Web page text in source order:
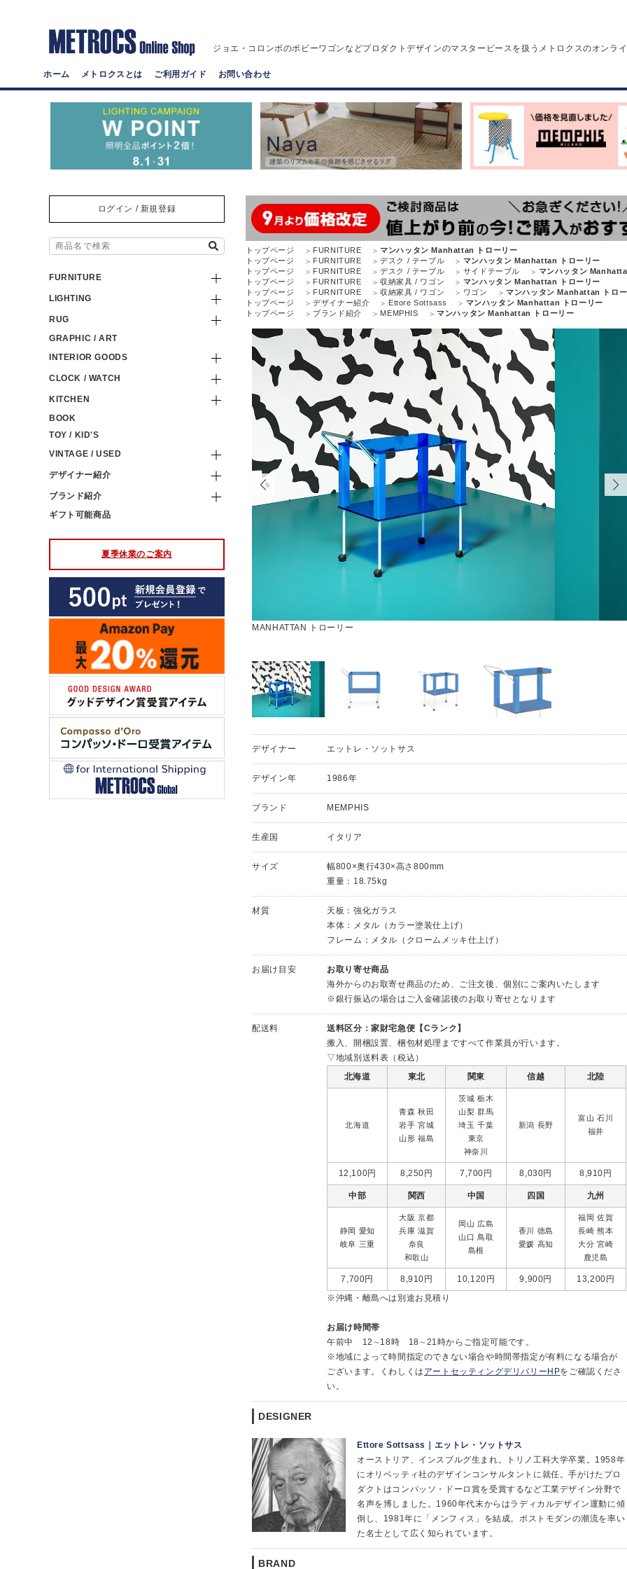
ジョエ・コロンボのボビーワゴンなどプロダクトデザインのマスターピースを扱うメトロクスのオンラ
ホーム メトロクスとは ご利用ガイド お問い合わせ
ログイン / 新規登録
FURNITURE
LIGHTING
RUG
GRAPHIC / ART
INTERIOR GOODS
CLOCK / WATCH
KITCHEN
BOOK
TOY / KID'S
VINTAGE / USED
デザイナー紹介
ブランド紹介
ギフト可能商品
夏季休業のご案内
トップページ FURNITURE
マンハッタン Manhattan トローリー
トップページ
FURNITURE デスク / テーブル
マンハッタン Manhattan トローリー
トップページ
FURNITURE デスク / テーブル サイドテーブル
マンハッタン
トップページ
FURNITURE 収納家具 / ワゴン
マンハッタン Manhattan トローリー
トップページ
FURNITURE 収納家具 / ワゴン ワゴン
マンハッタン Manhattan トロ
トップページ
デザイナー紹介 Ettore Sottsass
マンハッタン Manhattan トローリー
トップページ
ブランド紹介 MEMPHIS マンハッタン Manhattan トローリー
MANHATTAN トローリー
デザイナー エットレ・ソットサス
デザイン年 1986年
ブランド MEMPHIS
生産国 イタリア
サイズ
幅800×奥行430×高さ800mm
重量：18.75kg
材質
天板：強化ガラス
本体：メタル（カラー塗装仕上げ）
フレーム：メタル（クロームメッキ仕上げ）
お届け目安
お取り寄せ商品
海外からのお取寄せ商品のため、ご注文後、個別にご案内いたします
※銀行振込の場合はご入金確認後のお取り寄せとなります
配送料
送料区分：家財宅急便【Cランク】
搬入、開梱設置、梱包材処理まですべて作業員が行います。
▽地域別送料表（税込）
北海道
東北 関東 信越 北陸
北海道
青森 秋田
岩手宮城
山形 福島
茨城 栃木
山梨群馬
埼玉 千葉
東京
神奈川
新潟 長野
富山 石川
福井
12,100円 8,250円 7,700円 8,030円 8,910円
中部 関西 中国 四国 九州
静岡 愛知
岐阜 三重
大阪 京都
兵庫 滋賀
奈良
和歌山
岡山 広島
山口鳥取
島根
香川 徳島
愛媛 高知
福岡 佐賀
長崎熊本
大分 宮崎
鹿児島
7,700円 8,910円 10,120円 9,900円
13,200円
※沖縄・離島へは別途お見積り
お届け時間帯
午前中 12∼18時 18∼21時からご指定可能です。
※地域によって時間指定のできない場合や時間帯指定が有料になる場合が
ございます。くわしくは アートセッティングデリバリーHPをご確認くださ
い。
DESIGNER
Ettore Sottsass｜エットレ・ソットサス
オーストリア、インスブルグ生まれ。トリノ工科大学卒業。1958年
にオリベッティ社のデザインコンサルタントに就任。手がけたプロ
ダクトはコンパッソ・ドーロ賞を受賞するなど工業デザイン分野で
名声を博しました。1960年代末からはラディカルデザイン運動に傾
倒し、1981年に「メンフィス」を結成。ポストモダンの潮流を率い
た名士として広く知られています。
BRAND